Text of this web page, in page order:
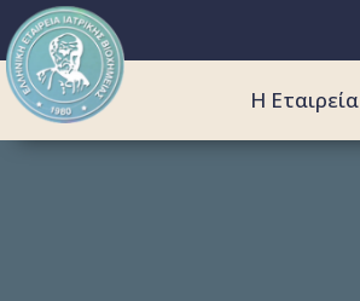
Η Εταιρεία